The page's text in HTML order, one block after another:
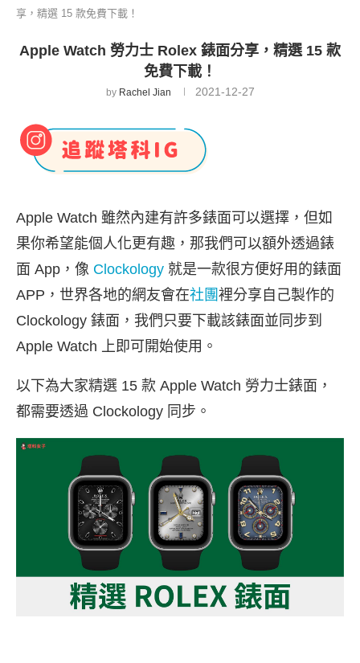
享，精選 15 款免費下載！
Apple Watch 勞力士 Rolex 錶面分享，精選 15 款
免費下載！
by Rachel Jian 2021-12-27
Apple Watch 雖然內建有許多錶面可以選擇，但如
果你希望能個人化更有趣，那我們可以額外透過錶
面 App，像 Clockology 就是一款很方便好用的錶面
APP，世界各地的網友會在社團裡分享自己製作的
Clockology 錶面，我們只要下載該錶面並同步到
Apple Watch 上即可開始使用。
以下為大家精選 15 款 Apple Watch 勞力士錶面，
都需要透過 Clockology 同步。